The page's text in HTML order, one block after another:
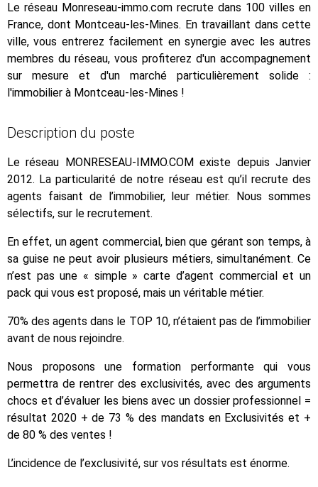
Le réseau Monreseau-immo.com recrute dans 100 villes en
France, dont Montceau-les-Mines. En travaillant dans cette
ville, vous entrerez facilement en synergie avec les autres
membres du réseau, vous profiterez d'un accompagnement
sur mesure et d'un marché particulièrement solide :
l'immobilier à Montceau-les-Mines !
Description du poste
Le réseau MONRESEAU-IMMO.COM existe depuis Janvier
2012. La particularité de notre réseau est qu’il recrute des
agents faisant de l’immobilier, leur métier. Nous sommes
sélectifs, sur le recrutement.
En effet, un agent commercial, bien que gérant son temps, à
sa guise ne peut avoir plusieurs métiers, simultanément. Ce
n’est pas une « simple » carte d’agent commercial et un
pack qui vous est proposé, mais un véritable métier.
70% des agents dans le TOP 10, n’étaient pas de l’immobilier
avant de nous rejoindre.
Nous proposons une formation performante qui vous
permettra de rentrer des exclusivités, avec des arguments
chocs et d’évaluer les biens avec un dossier professionnel =
résultat 2020 + de 73 % des mandats en Exclusivités et +
de 80 % des ventes !
L’incidence de l’exclusivité, sur vos résultats est énorme.